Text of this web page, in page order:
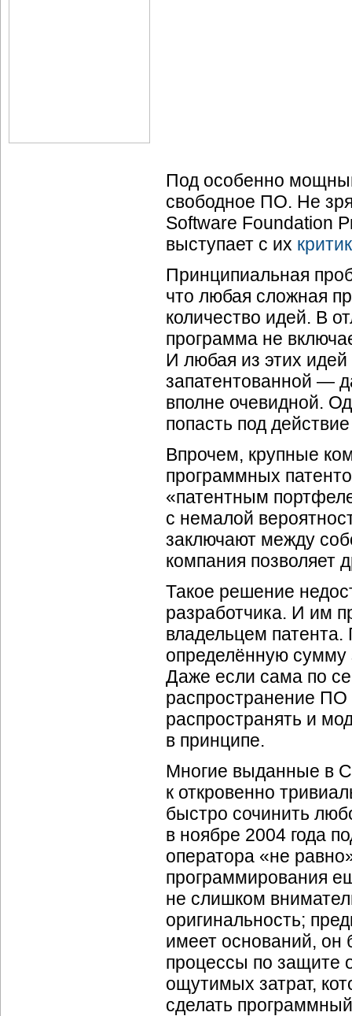
Под особенно
свободное ПО. Не
Software Foundation
выступает с их
Принципиальная
что любая сложная
количество идей. В
программа не
И любая из этих
запатентованной —
вполне очевидной.
попасть под
Впрочем, крупные
программных
«патентным
с немалой
заключают между
компания позволяет
Такое решение
разработчика. И им
владельцем
определённую
Даже если сама по
распространение
распространять и
в принципе.
Многие выданные в
к откровенно
быстро сочинить
в ноябре 2004 года
оператора «не
программирования
не слишком
оригинальность;
имеет оснований, он
процессы по защите
ощутимых затрат,
сделать